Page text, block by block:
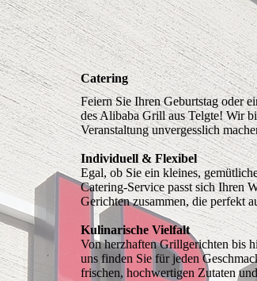
Catering
Feiern Sie Ihren Geburtstag oder
des Alibaba Grill aus Telgte! Wir
Veranstaltung unvergesslich
Individuell & Flexibel
Egal, ob Sie ein kleines,
Catering-Service passt sich Ihren
Gerichten zusammen, die perfekt
Kulinarische Vielfalt
Von herzhaften Grillgerichten bis
uns finden Sie für jeden
frischen, hochwertigen Zutaten